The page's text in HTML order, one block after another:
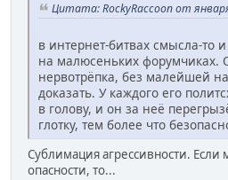
Цитата: RockyRaccoon от
в интернет-битвах смысла-то
на малюсеньких форумчиках.
нервотрёпка, без малейшей
доказать. У каждого его
в голову, и он за неё
глотку, тем более что
Сублимация агрессивности. Если
опасности, то...